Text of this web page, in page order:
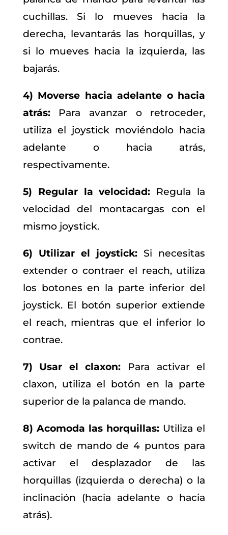
cuchillas. Si lo mueves hacia la
derecha, levantarás las horquillas, y
si lo mueves hacia la izquierda, las
bajarás.
4) Moverse hacia adelante o hacia
atrás:Para avanzar o retroceder,
utiliza el joystick moviéndolo hacia
adelante o hacia atrás,
respectivamente.
5) Regular la velocidad: Regula la
velocidad del montacargas con el
mismo joystick.
6) Utilizar el joystick: Si necesitas
extender o contraer el reach, utiliza
los botones en la parte inferior del
joystick. El botón superior extiende
el reach, mientras que el inferior lo
contrae.
7) Usar el claxon: Para activar el
claxon, utiliza el botón en la parte
superior de la palanca de mando.
8) Acomoda las horquillas: Utiliza el
switch de mando de 4 puntos para
activar el desplazador de las
horquillas (izquierda o derecha) o la
inclinación (hacia adelante o hacia
atrás).